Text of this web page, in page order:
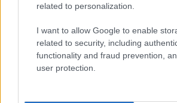
related to personalization.
I want to allow Google to enable
related to security, including
functionality and fraud prevention,
user protection.
Ennek a 3 csillagjegynek váratlan